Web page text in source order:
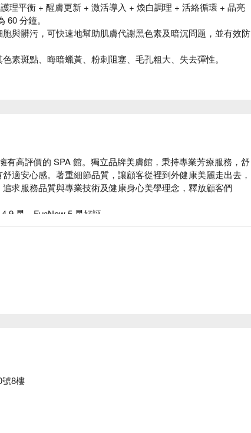
理平衡 + 醒膚更新 + 激活導入 + 煥白調理 + 活絡循環 + 晶亮
分鐘。
胞與髒污，可快速地幫助肌膚代謝黑色素及暗沉問題，並有效防
素斑點、晦暗蠟黃、粉刺阻塞、毛孔粗大、失去彈性。
有高評價的 SPA 館。獨立品牌美膚館，秉持專業芳療服務，舒
適安心感。著重細節品質，讓顧客從裡到外健康美麗走出去，
求服務品質與專業技術及健康身心美學理念，釋放顧客們
星、FunNow 5 星好評
：臉部拉提緊緻、無痛粉刺清理、除老去角質、漢方經絡穴位
美胸護理。
立刻查看⬇︎
8樓